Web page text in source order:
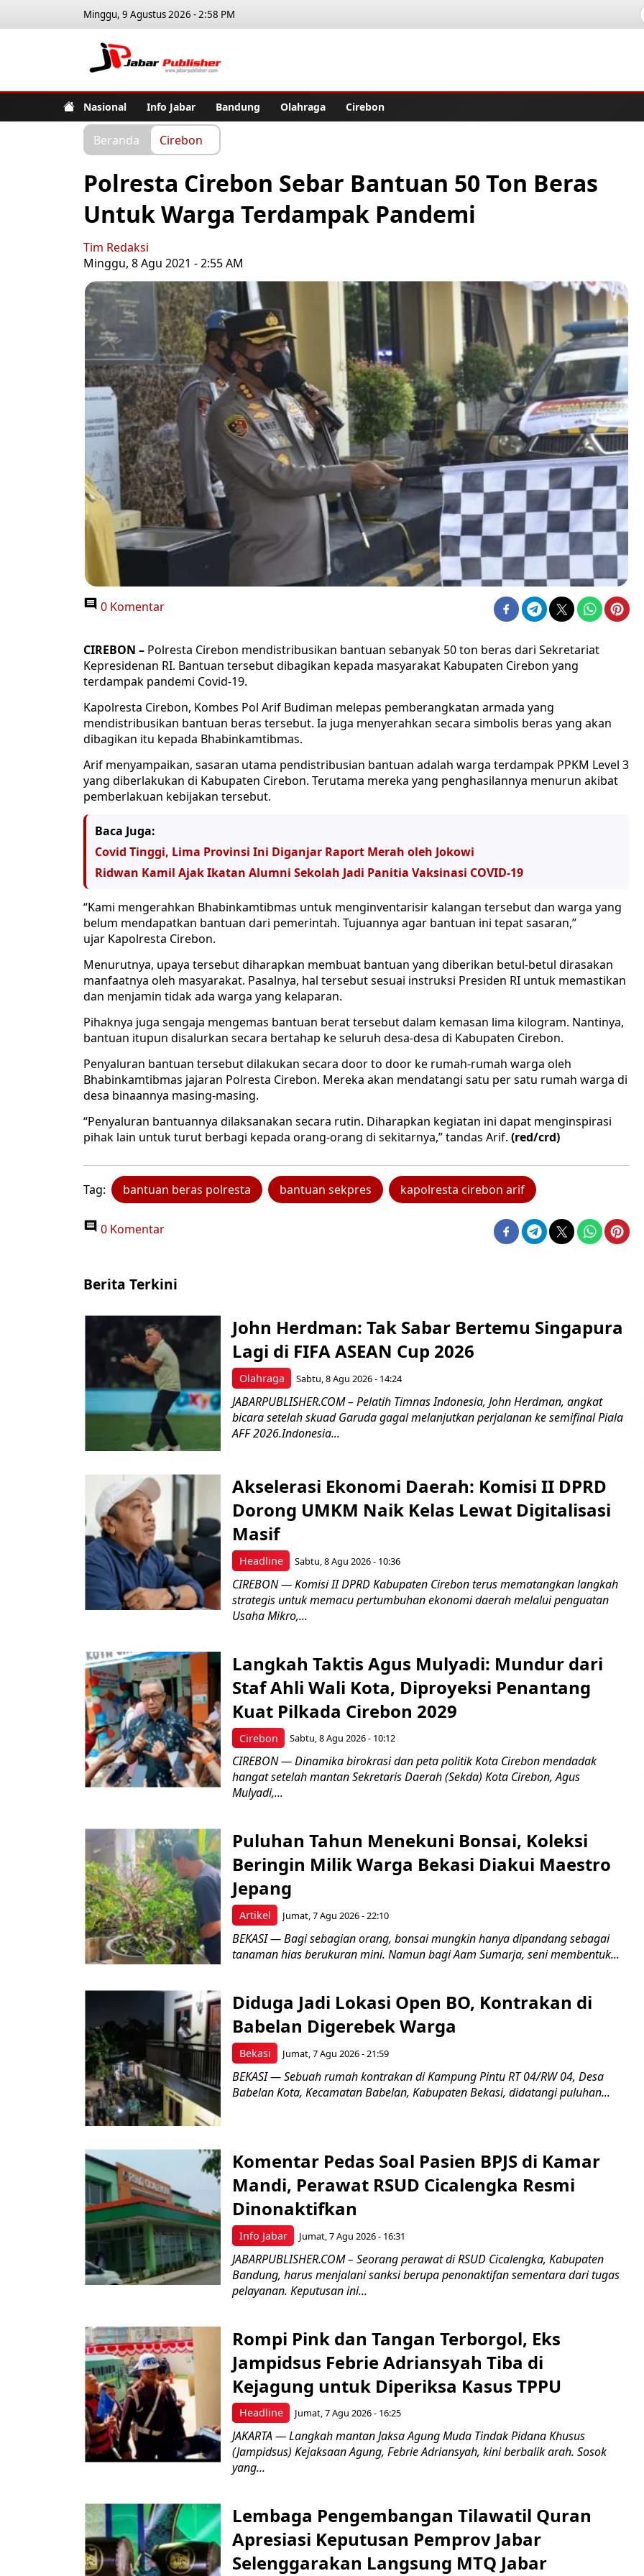
Minggu, 9 Agustus 2026 - 2:58 PM
Nasional Info Jabar Bandung Olahraga Cirebon
Beranda Cirebon
Polresta Cirebon Sebar Bantuan 50 Ton Beras
Untuk Warga Terdampak Pandemi
Tim Redaksi
Minggu, 8 Agu 2021 - 2:55 AM
0 Komentar
CIREBON – Polresta Cirebon mendistribusikan bantuan sebanyak 50 ton beras dari Sekretariat
Kepresidenan RI. Bantuan tersebut dibagikan kepada masyarakat Kabupaten Cirebon yang
terdampak pandemi Covid-19.
Kapolresta Cirebon, Kombes Pol Arif Budiman melepas pemberangkatan armada yang
mendistribusikan bantuan beras tersebut. Ia juga menyerahkan secara simbolis beras yang akan
dibagikan itu kepada Bhabinkamtibmas.
Arif menyampaikan, sasaran utama pendistribusian bantuan adalah warga terdampak PPKM Level 3
yang diberlakukan di Kabupaten Cirebon. Terutama mereka yang penghasilannya menurun akibat
pemberlakuan kebijakan tersebut.
Baca Juga:
Covid Tinggi, Lima Provinsi Ini Diganjar Raport Merah oleh Jokowi
Ridwan Kamil Ajak Ikatan Alumni Sekolah Jadi Panitia Vaksinasi COVID-19
“Kami mengerahkan Bhabinkamtibmas untuk menginventarisir kalangan tersebut dan warga yang
belum mendapatkan bantuan dari pemerintah. Tujuannya agar bantuan ini tepat sasaran,”
ujar Kapolresta Cirebon.
Menurutnya, upaya tersebut diharapkan membuat bantuan yang diberikan betul-betul dirasakan
manfaatnya oleh masyarakat. Pasalnya, hal tersebut sesuai instruksi Presiden RI untuk memastikan
dan menjamin tidak ada warga yang kelaparan.
Pihaknya juga sengaja mengemas bantuan berat tersebut dalam kemasan lima kilogram. Nantinya,
bantuan itupun disalurkan secara bertahap ke seluruh desa-desa di Kabupaten Cirebon.
Penyaluran bantuan tersebut dilakukan secara door to door ke rumah-rumah warga oleh
Bhabinkamtibmas jajaran Polresta Cirebon. Mereka akan mendatangi satu per satu rumah warga di
desa binaannya masing-masing.
“Penyaluran bantuannya dilaksanakan secara rutin. Diharapkan kegiatan ini dapat menginspirasi
pihak lain untuk turut berbagi kepada orang-orang di sekitarnya,” tandas Arif. (red/crd)
Tag: bantuan beras polresta bantuan sekpres kapolresta cirebon arif
0 Komentar
Berita Terkini
Olahraga
John Herdman: Tak Sabar Bertemu Singapura
Lagi di FIFA ASEAN Cup 2026
Sabtu, 8 Agu 2026 - 14:24
JABARPUBLISHER.COM – Pelatih Timnas Indonesia, John Herdman, angkat
bicara setelah skuad Garuda gagal melanjutkan perjalanan ke semifinal Piala
AFF 2026.Indonesia...
Headline
Akselerasi Ekonomi Daerah: Komisi II DPRD
Dorong UMKM Naik Kelas Lewat Digitalisasi
Masif
Sabtu, 8 Agu 2026 - 10:36
CIREBON — Komisi II DPRD Kabupaten Cirebon terus mematangkan langkah
strategis untuk memacu pertumbuhan ekonomi daerah melalui penguatan
Usaha Mikro,...
Cirebon
Langkah Taktis Agus Mulyadi: Mundur dari
Staf Ahli Wali Kota, Diproyeksi Penantang
Kuat Pilkada Cirebon 2029
Sabtu, 8 Agu 2026 - 10:12
CIREBON — Dinamika birokrasi dan peta politik Kota Cirebon mendadak
hangat setelah mantan Sekretaris Daerah (Sekda) Kota Cirebon, Agus
Mulyadi,...
Artikel
Puluhan Tahun Menekuni Bonsai, Koleksi
Beringin Milik Warga Bekasi Diakui Maestro
Jepang
Jumat, 7 Agu 2026 - 22:10
BEKASI — Bagi sebagian orang, bonsai mungkin hanya dipandang sebagai
tanaman hias berukuran mini. Namun bagi Aam Sumarja, seni membentuk...
Bekasi
Diduga Jadi Lokasi Open BO, Kontrakan di
Babelan Digerebek Warga
Jumat, 7 Agu 2026 - 21:59
BEKASI — Sebuah rumah kontrakan di Kampung Pintu RT 04/RW 04, Desa
Babelan Kota, Kecamatan Babelan, Kabupaten Bekasi, didatangi puluhan...
Info Jabar
Komentar Pedas Soal Pasien BPJS di Kamar
Mandi, Perawat RSUD Cicalengka Resmi
Dinonaktifkan
Jumat, 7 Agu 2026 - 16:31
JABARPUBLISHER.COM – Seorang perawat di RSUD Cicalengka, Kabupaten
Bandung, harus menjalani sanksi berupa penonaktifan sementara dari tugas
pelayanan. Keputusan ini...
Headline
Rompi Pink dan Tangan Terborgol, Eks
Jampidsus Febrie Adriansyah Tiba di
Kejagung untuk Diperiksa Kasus TPPU
Jumat, 7 Agu 2026 - 16:25
JAKARTA — Langkah mantan Jaksa Agung Muda Tindak Pidana Khusus
(Jampidsus) Kejaksaan Agung, Febrie Adriansyah, kini berbalik arah. Sosok
yang...
Lembaga Pengembangan Tilawatil Quran
Apresiasi Keputusan Pemprov Jabar
Selenggarakan Langsung MTQ Jabar